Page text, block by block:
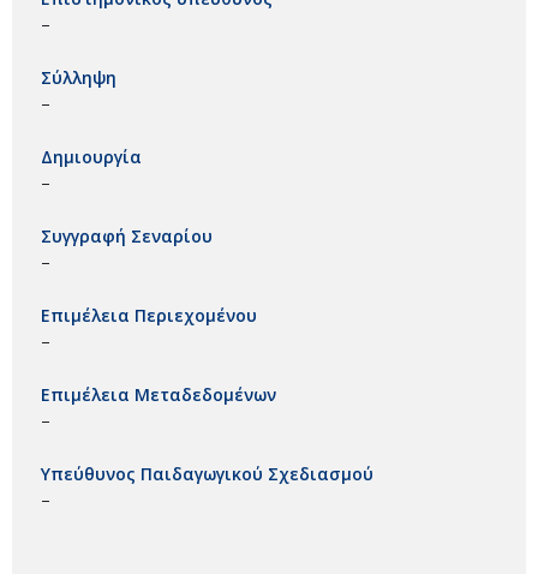
–
Σύλληψη
–
Δημιουργία
–
Συγγραφή Σεναρίου
–
Επιμέλεια Περιεχομένου
–
Επιμέλεια Μεταδεδομένων
–
Υπεύθυνος Παιδαγωγικού Σχεδιασμού
–